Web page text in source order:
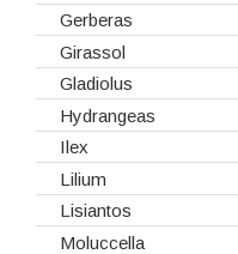
Gerberas
Girassol
Gladiolus
Hydrangeas
Ilex
Lilium
Lisiantos
Moluccella